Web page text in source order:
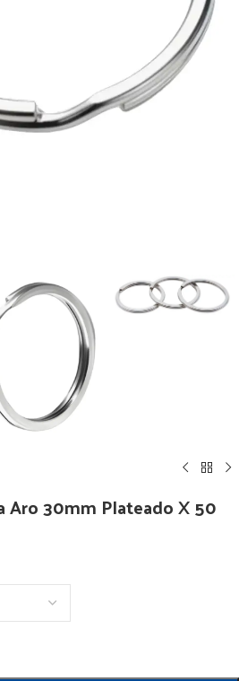
Aro 30mm Plateado X 50